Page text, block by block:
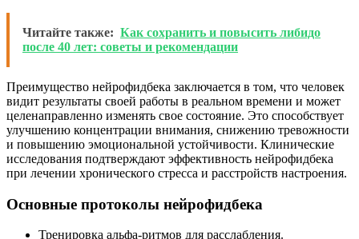
Читайте также: Как сохранить и повысить либидо
после 40 лет: советы и рекомендации
Преимущество нейрофидбека заключается в том, что человек
видит результаты своей работы в реальном времени и может
целенаправленно изменять свое состояние. Это способствует
улучшению концентрации внимания, снижению тревожности
и повышению эмоциональной устойчивости. Клинические
исследования подтверждают эффективность нейрофидбека
при лечении хронического стресса и расстройств настроения.
Основные протоколы нейрофидбека
Тренировка альфа-ритмов для расслабления.